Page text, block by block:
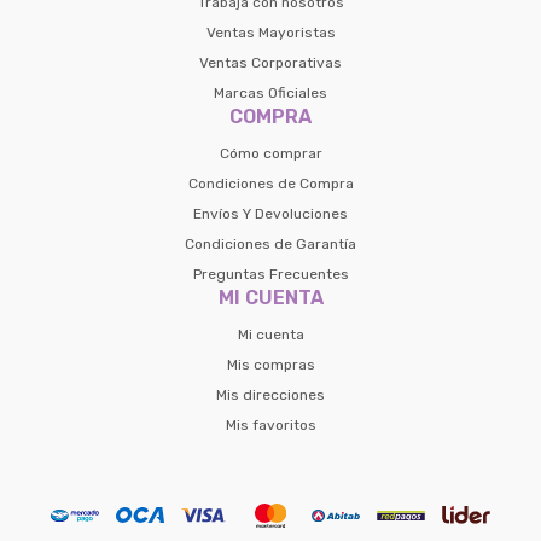
Ventas Mayoristas
Ventas Corporativas
Marcas Oficiales
COMPRA
Cómo comprar
Condiciones de Compra
Envíos Y Devoluciones
Condiciones de Garantía
Preguntas Frecuentes
MI CUENTA
Mi cuenta
Mis compras
Mis direcciones
Mis favoritos